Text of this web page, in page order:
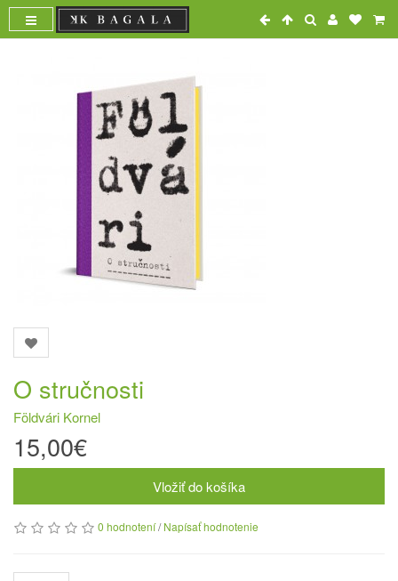
O stručnosti
Földvári Kornel
15,00€
Vložiť do košíka
0 hodnotení/Napísať hodnotenie